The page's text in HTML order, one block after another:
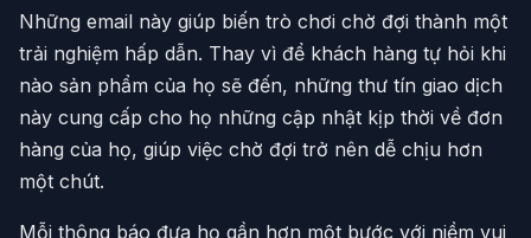
Những email này giúp biến trò chơi chờ đợi thành một
trải nghiệm hấp dẫn. Thay vì để khách hàng tự hỏi khi
nào sản phẩm của họ sẽ đến, những thư tín giao dịch
này cung cấp cho họ những cập nhật kịp thời về đơn
hàng của họ, giúp việc chờ đợi trở nên dễ chịu hơn
một chút.
Mỗi thông báo đưa họ gần hơn một bước với niềm vui